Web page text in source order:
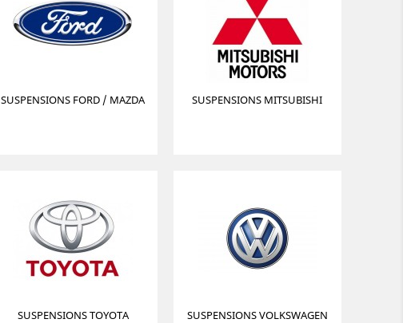
SUSPENSIONS FORD / MAZDA SUSPENSIONS MITSUBISHI
SUSPENSIONS TOYOTA SUSPENSIONS VOLKSWAGEN